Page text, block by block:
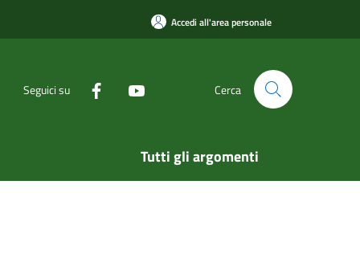
Accedi all'area personale
Seguici su Cerca
Tutti gli argomenti